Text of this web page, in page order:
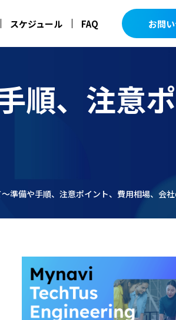
スケジュール FAQ お問
順、注意ポ
準備や手順、注意ポイント、費用相場、会